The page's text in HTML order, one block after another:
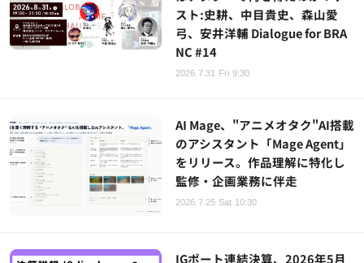
スト:史耕、中目貴史、森山愛
弓、安井洋輔 Dialogue for BRA
NC #14
2026.7.31 Fri 9:30
AI Mage、"アニメオタク"AI搭載
のアシスタント「Mage Agent」
をリリース。作品理解に特化し
監修・企画業務に伴走
2026.7.25 Sat 10:30
IGポート連結決算、2026年5月